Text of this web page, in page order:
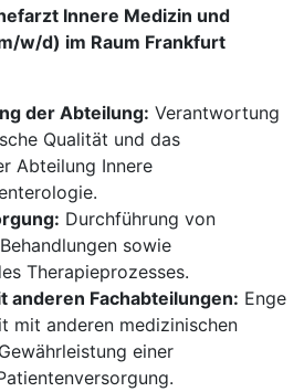
Innere Medizin und
w/d) im Raum Frankfurt
der Abteilung: Verantwortung
Qualität und das
Abteilung Innere
Durchführung von
sowie
Therapieprozesses.
anderen Fachabteilungen: Enge
mit anderen medizinischen
einer